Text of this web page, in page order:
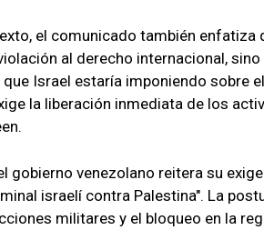
el comunicado también
al derecho internacional,
Israel estaría imponiendo sobre
la liberación inmediata de los
gobierno venezolano reitera su
israelí contra Palestina". La
militares y el bloqueo en la